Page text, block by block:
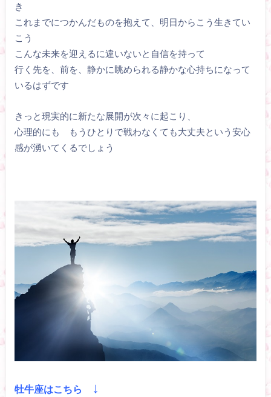
き
これまでにつかんだものを抱えて、明日からこう生きてい
こう
こんな未来を迎えるに違いないと自信を持って
行く先を、前を、静かに眺められる静かな心持ちになって
いるはずです
きっと現実的に新たな展開が次々に起こり、
心理的にも もうひとりで戦わなくても大丈夫という安心
感が湧いてくるでしょう
牡牛座はこちら ↓